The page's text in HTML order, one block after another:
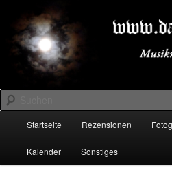
primären
Inhalt
springen
sekundären
Inhalt
springenDARK-
Suchen
Startseite Rezensionen
Kalender Sonstiges